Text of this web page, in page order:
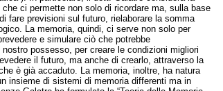
ci permette non solo di ricordare ma, sulla base
fare previsioni sul futuro, rielaborare la somma
La memoria, quindi, ci serve non solo per
e simulare ciò che potrebbe
possesso, per creare le condizioni migliori
il futuro, ma anche di crearlo, attraverso la
è già accaduto. La memoria, inoltre, ha natura
insieme di sistemi di memoria differenti ma in